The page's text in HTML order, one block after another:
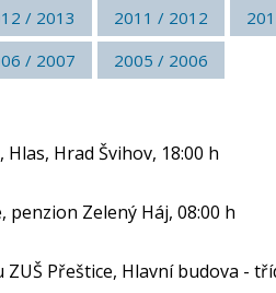
/ 2013 2011 / 2012
/ 2007 2005 / 2006
Hrad Švihov, 18:00 h
penzion Zelený Háj, 08:00 h
Přeštice, Hlavní budova -